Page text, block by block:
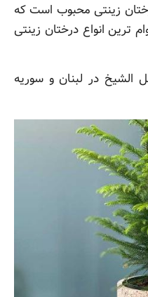
زینتی محبوب است که
ترین انواع درختان زینتی
الشیخ در لبنان و سوریه